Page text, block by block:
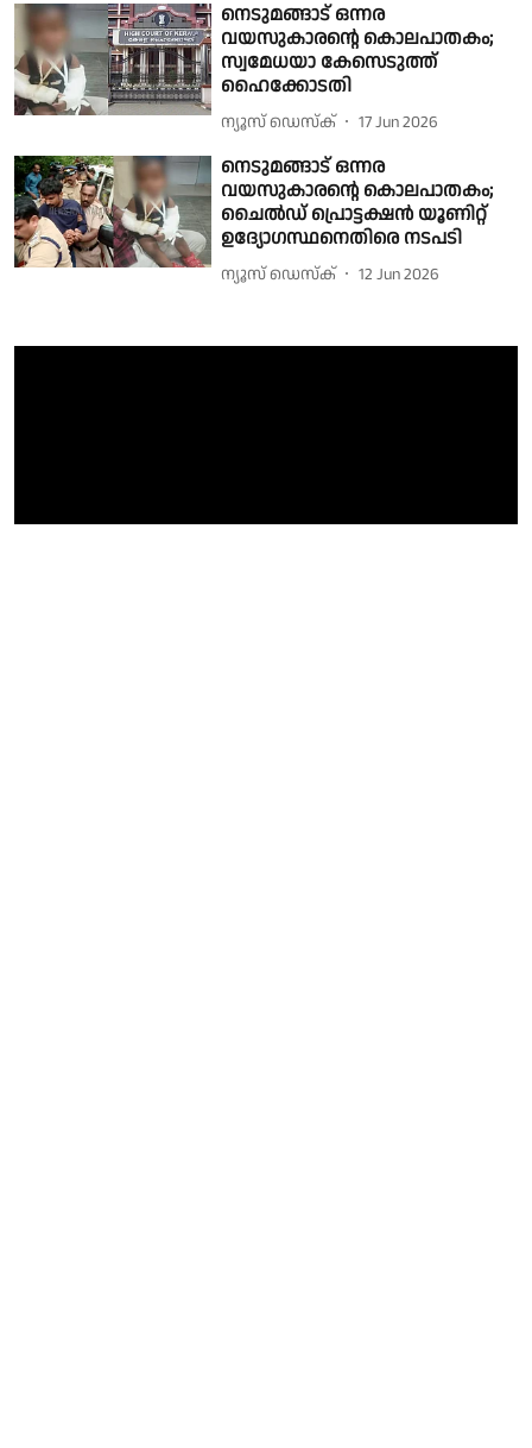
നെടുമങ്ങാട് ഒന്നര
വയസുകാരന്റെ കൊലപാതകം;
സ്വമേധയാ കേസെടുത്ത്
ഹൈക്കോടതി
ന്യൂസ് ഡെസ്ക് 17 Jun 2026
നെടുമങ്ങാട് ഒന്നര
വയസുകാരൻ്റെ കൊലപാതകം;
ചൈൽഡ് പ്രൊട്ടക്ഷൻ യൂണിറ്റ്
ഉദ്യോഗസ്ഥനെതിരെ നടപടി
ന്യൂസ് ഡെസ്ക് 12 Jun 2026